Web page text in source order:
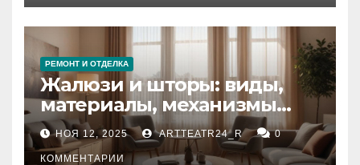
РЕМОНТ И ОТДЕЛКА
Жалюзи и шторы: виды,
материалы, механизмы
управления и уход
НОЯ 12, 2025 ARTTEATR24_R 0
КОММЕНТАРИИ